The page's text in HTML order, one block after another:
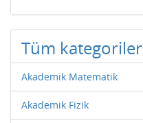
Tüm kategoriler
Akademik Matematik
Akademik Fizik